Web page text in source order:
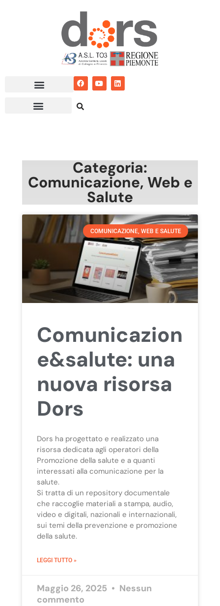
Categoria:
Comunicazione, Web e
Salute
COMUNICAZIONE, WEB E SALUTE
Comunicazion
e&salute: una
nuova risorsa
Dors
Dors ha progettato e realizzato una
risorsa dedicata agli operatori della
Promozione della salute e a quanti
interessati alla comunicazione per la
salute.
Si tratta di un repository documentale
che raccoglie materiali a stampa, audio,
video e digitali, nazionali e internazionali,
sui temi della prevenzione e promozione
della salute.
LEGGI TUTTO »
Maggio 26, 2025
Nessun
commento